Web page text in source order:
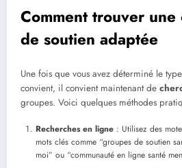
Comment trouver une
de soutien adaptée
Une fois que vous avez déterminé le
convient, il convient maintenant de
groupes. Voici quelques méthodes
Recherches en ligne : Utilisez des
mots clés comme “groupes de soutien
moi” ou “communauté en ligne santé